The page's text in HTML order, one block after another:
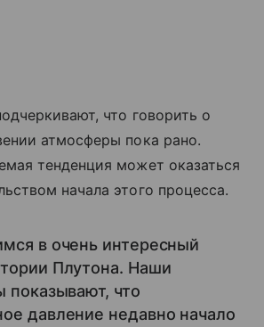
что говорить о
атмосферы пока рано.
тенденция может оказаться
начала этого процесса.
в очень интересный
Плутона. Наши
показывают, что
давление недавно начало